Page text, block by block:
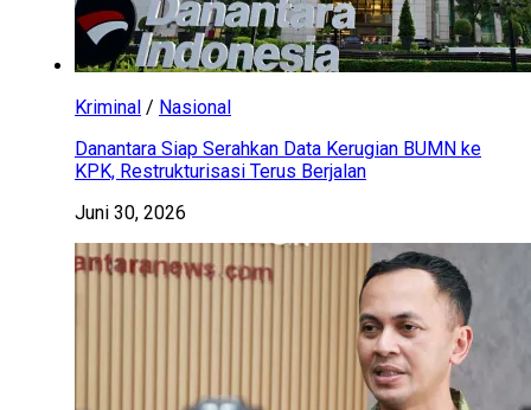
Kriminal / Nasional
Danantara Siap Serahkan Data Kerugian BUMN ke
KPK, Restrukturisasi Terus Berjalan
Juni 30, 2026